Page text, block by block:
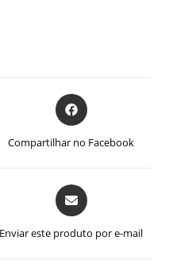
Abre
em
uma
nova
Compartilhar no Facebook
Abre
em
uma
nova
Enviar este produto por e-mail